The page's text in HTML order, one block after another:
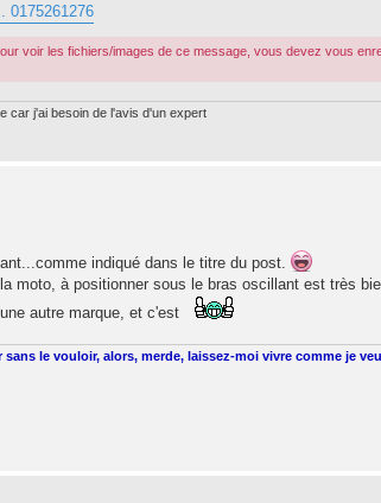
0175261276
voir les fichiers/images de ce message, vous devez vous
car j'ai besoin de l'avis d'un expert
indiqué dans le titre du post.
moto, à positionner sous le bras oscillant est très
autre marque, et c'est
le vouloir, alors, merde, laissez-moi vivre comme je